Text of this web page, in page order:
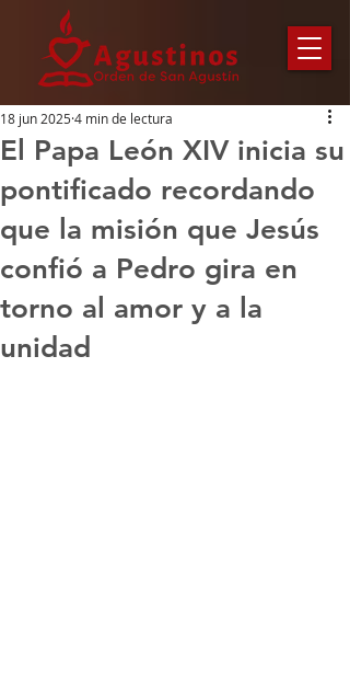
El Papa León XIV inicia su
pontificado recordando
que la misión que Jesús
confió a Pedro gira en
torno al amor y a la
unidad
18 jun 20254 min de lectura